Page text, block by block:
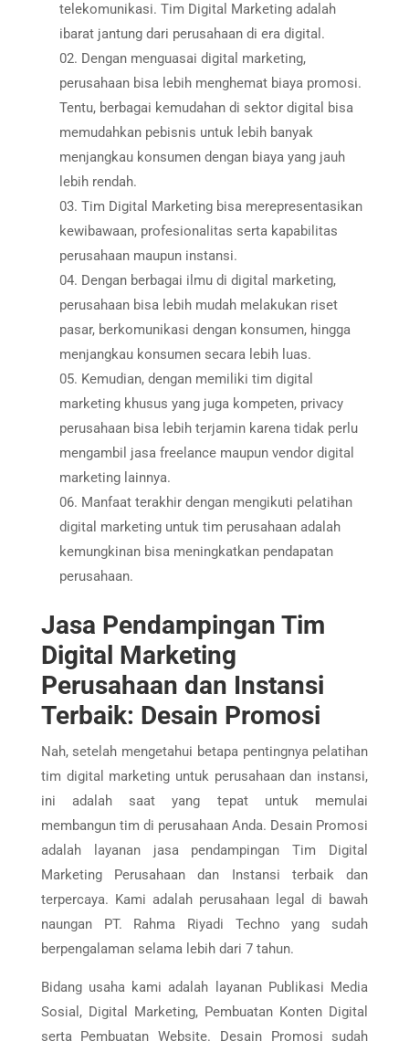
telekomunikasi. Tim Digital Marketing adalah
ibarat jantung dari perusahaan di era digital.
Dengan menguasai digital marketing,
perusahaan bisa lebih menghemat biaya promosi.
Tentu, berbagai kemudahan di sektor digital bisa
memudahkan pebisnis untuk lebih banyak
menjangkau konsumen dengan biaya yang jauh
lebih rendah.
Tim Digital Marketing bisa merepresentasikan
kewibawaan, profesionalitas serta kapabilitas
perusahaan maupun instansi.
Dengan berbagai ilmu di digital marketing,
perusahaan bisa lebih mudah melakukan riset
pasar, berkomunikasi dengan konsumen, hingga
menjangkau konsumen secara lebih luas.
Kemudian, dengan memiliki tim digital
marketing khusus yang juga kompeten, privacy
perusahaan bisa lebih terjamin karena tidak perlu
mengambil jasa freelance maupun vendor digital
marketing lainnya.
Manfaat terakhir dengan mengikuti pelatihan
digital marketing untuk tim perusahaan adalah
kemungkinan bisa meningkatkan pendapatan
perusahaan.
Jasa Pendampingan Tim
Digital Marketing
Perusahaan dan Instansi
Terbaik: Desain Promosi
Nah, setelah mengetahui betapa pentingnya pelatihan
tim digital marketing untuk perusahaan dan instansi,
ini adalah saat yang tepat untuk memulai
membangun tim di perusahaan Anda. Desain Promosi
adalah layanan jasa pendampingan Tim Digital
Marketing Perusahaan dan Instansi terbaik dan
terpercaya. Kami adalah perusahaan legal di bawah
naungan PT. Rahma Riyadi Techno yang sudah
berpengalaman selama lebih dari 7 tahun.
Bidang usaha kami adalah layanan Publikasi Media
Sosial, Digital Marketing, Pembuatan Konten Digital
serta Pembuatan Website. Desain Promosi sudah